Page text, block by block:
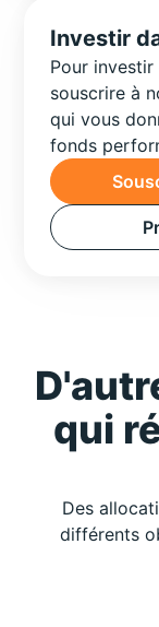
Investir
Pour
souscrire à
qui vous
fonds
qui
Des
différents